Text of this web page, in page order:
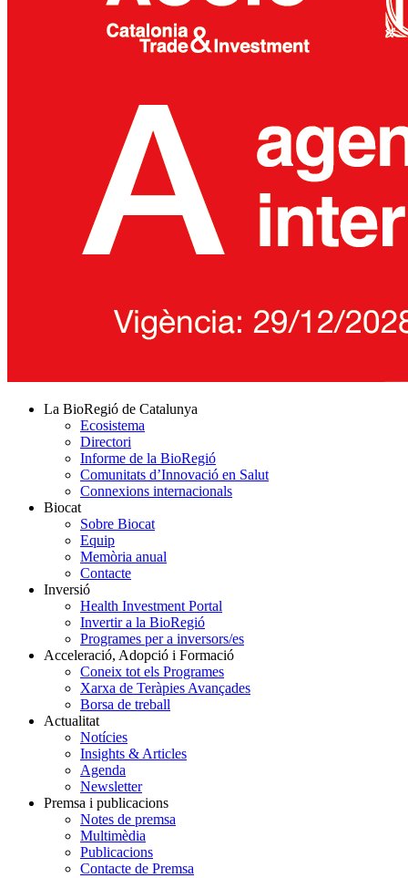
La BioRegió de Catalunya
Ecosistema
Directori
Informe de la BioRegió
Comunitats d’Innovació en Salut
Connexions internacionals
Biocat
Sobre Biocat
Equip
Memòria anual
Contacte
Inversió
Health Investment Portal
Invertir a la BioRegió
Programes per a inversors/es
Acceleració, Adopció i Formació
Coneix tot els Programes
Xarxa de Teràpies Avançades
Borsa de treball
Actualitat
Notícies
Insights & Articles
Agenda
Newsletter
Premsa i publicacions
Notes de premsa
Multimèdia
Publicacions
Contacte de Premsa